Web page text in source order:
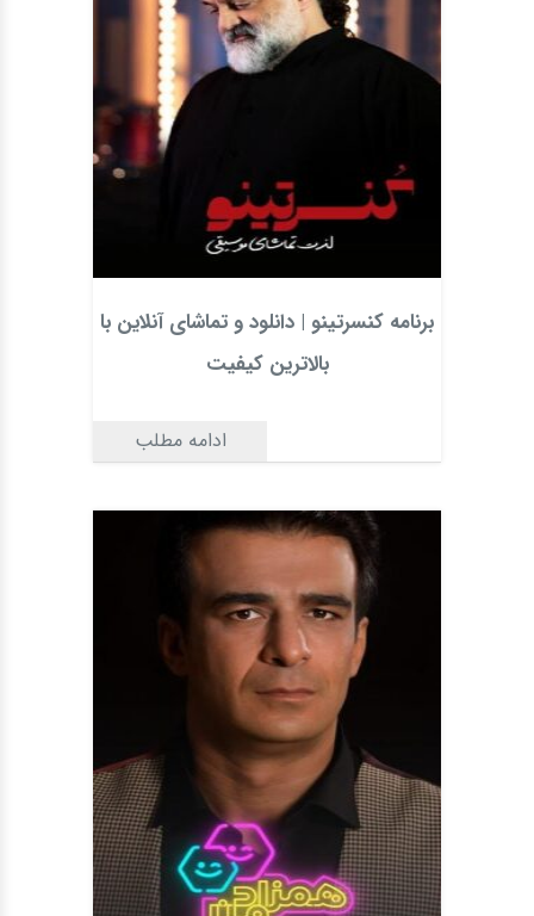
برنامه کنسرتینو | دانلود و تماشای آنلاین با
بالاترین کیفیت
ادامه مطلب